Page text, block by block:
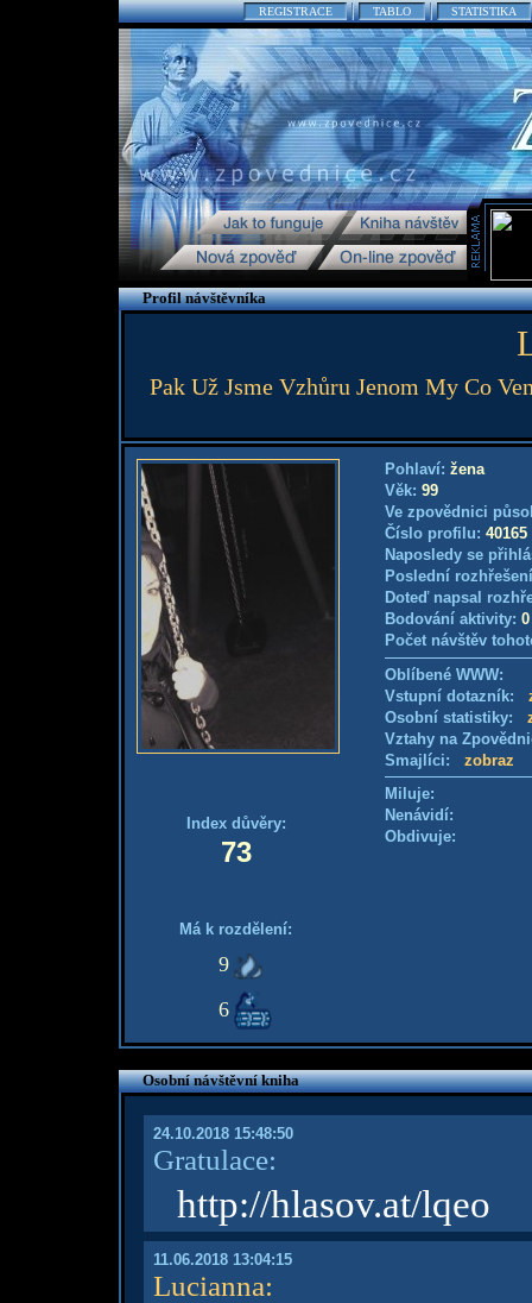
REGISTRACE TABLO STATISTIKA
Profil návštěvníka
Pak Už Jsme Vzhůru Jenom My Co
Index důvěry:
73
Má k rozdělení:
9
6
Pohlaví: žena
Věk: 99
Ve zpovědnici
Číslo profilu: 40165
Naposledy se
Poslední
Doteď napsal
Bodování aktivity:
Počet návštěv
Oblíbené WWW:
Vstupní dotazník:
Osobní statistiky:
Vztahy na
Smajlíci: zobraz
Miluje:
Nenávidí:
Obdivuje:
Osobní návštěvní kniha
24.10.2018 15:48:50
Gratulace:
http://hlasov.at/lqeo
11.06.2018 13:04:15
Lucianna: